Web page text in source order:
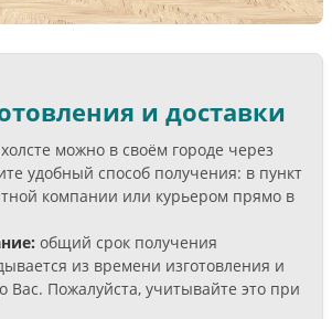
и доставки
можно в своём городе через
удобный способ получения: в пункт
компании или курьером прямо в
общий срок получения
из времени изготовления и
Вас. Пожалуйста, учитывайте это при